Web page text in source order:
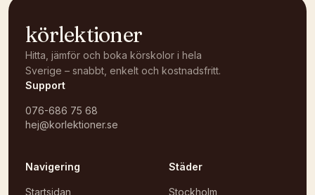
körlektioner
Hitta, jämför och boka körskolor i hela
Sverige – snabbt, enkelt och kostnadsfritt.
Support
076-686 75 68
hej@korlektioner.se
Navigering
Startsidan
Städer
Stockholm